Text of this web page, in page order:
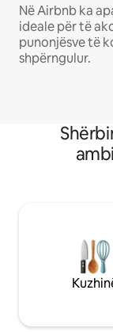
Në Airbnb ka
ideale për të
punonjësve të
shpërngulur.